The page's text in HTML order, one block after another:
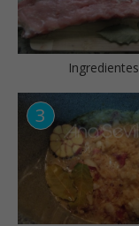
Ingredientes